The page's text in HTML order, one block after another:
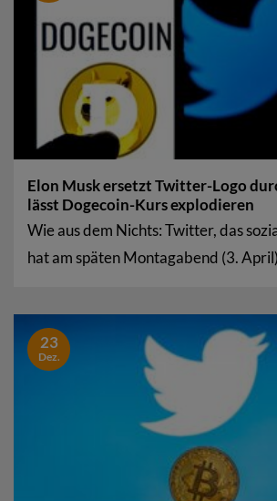
Elon Musk ersetzt Twitter-Logo
lässt Dogecoin-Kurs explodieren
Wie aus dem Nichts: Twitter, das
hat am späten Montagabend (3.
23
Dez.